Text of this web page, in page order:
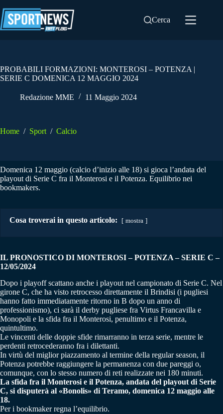
al
contenuto
Cerca
PROBABILI FORMAZIONI: MONTEROSI – POTENZA |
SERIE C DOMENICA 12 MAGGIO 2024
Redazione MME 11 Maggio 2024
Home / Sport / Calcio
Domenica 12 maggio (calcio d’inizio alle 18) si gioca l’andata del
playout di Serie C fra il Monterosi e il Potenza. Equilibrio nei
bookmakers.
Cosa troverai in questo articolo: mostra
IL PRONOSTICO DI MONTEROSI – POTENZA – SERIE C –
12/05/2024
Dopo i playoff scattano anche i playout nel campionato di Serie C. Nel
girone C, che ha visto retrocesso direttamente il Brindisi (i pugliesi
hanno fatto immediatamente ritorno in B dopo un anno di
professionismo), ci sarà il derby pugliese fra Virtus Francavilla e
Monopoli e la sfida fra il Monterosi, penultimo e il Potenza,
quintultimo.
Le vincenti delle doppie sfide rimarranno in terza serie, mentre le
perdenti retrocederanno fra i dilettanti.
In virtù del miglior piazzamento al termine della regular season, il
Potenza potrebbe raggiungere la permanenza con due pareggi o,
comunque, con lo stesso numero di reti realizzate nei 180 minuti.
La sfida fra il Monterosi e il Potenza, andata del playout di Serie
C, si disputerà al «Bonolis» di Teramo, domenica 12 maggio alle
18.
Per i bookmaker regna l’equilibrio.